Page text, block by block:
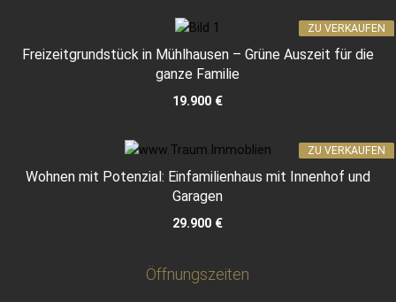
Freizeitgrundstück in Mühlhausen – Grüne Auszeit für die
ganze Familie
19.900 €
ZU VERKAUFEN
Wohnen mit Potenzial: Einfamilienhaus mit Innenhof und
Garagen
29.900 €
ZU VERKAUFEN
Öffnungszeiten